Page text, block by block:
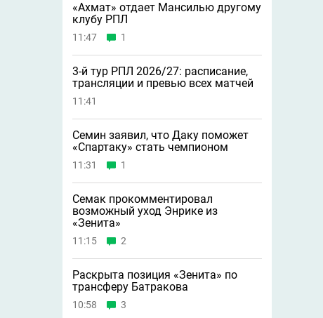
«Ахмат» отдает Мансилью другому
клубу РПЛ
11:47 1
3-й тур РПЛ 2026/27: расписание,
трансляции и превью всех матчей
11:41
Семин заявил, что Даку поможет
«Спартаку» стать чемпионом
11:31 1
Семак прокомментировал
возможный уход Энрике из
«Зенита»
11:15 2
Раскрыта позиция «Зенита» по
трансферу Батракова
10:58 3